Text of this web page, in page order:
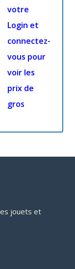
votre
Login et
connectez-
vous pour
voir les
prix de
gros
jouets et